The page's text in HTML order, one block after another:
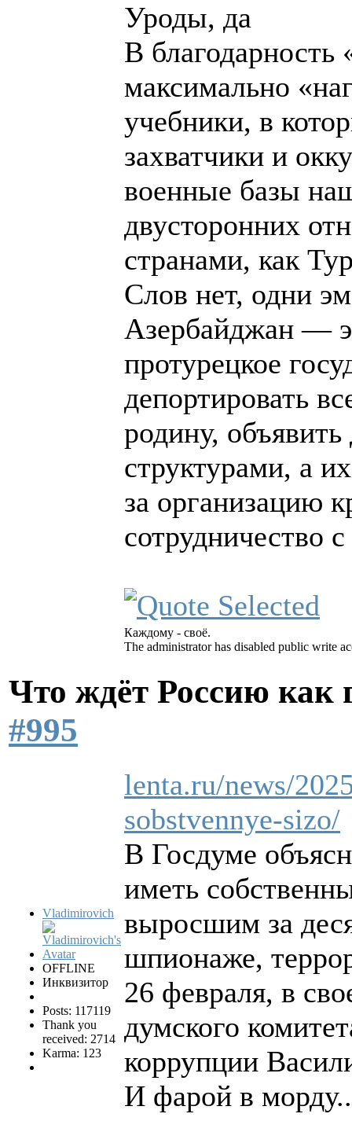
Уроды, да
В благодарность
максимально
учебники, в
захватчики и
военные базы
двусторонних
странами, как
Слов нет, одни
Азербайджан —
протурецкое
депортировать
родину,
структурами, а
за организацию
сотрудничество
Каждому - своё.
The administrator has disabled public write
Что ждёт Россию как
#995
Vladimirovich
OFFLINE
Инквизитор
Posts: 117119
Thank you
received: 2714
Karma: 123
lenta.ru/news/
sobstvennye-sizo/
В Госдуме
иметь
выросшим за
шпионаже,
26 февраля, в
думского
коррупции
И фарой в